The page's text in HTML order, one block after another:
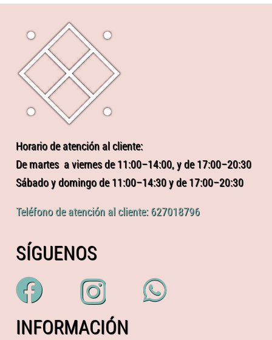
Horario de atención al cliente:
De martes a viernes de 11:00–14:00, y de 17:00–20:30
Sábado y domingo de 11:00–14:30 y de 17:00–20:30
Teléfono de atención al cliente: 627018796
SÍGUENOS
INFORMACIÓN